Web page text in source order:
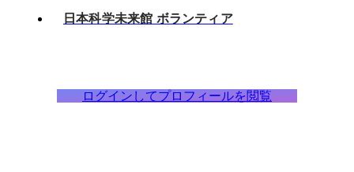
日本科学未来館 ボランティア
ログインしてプロフィールを閲覧